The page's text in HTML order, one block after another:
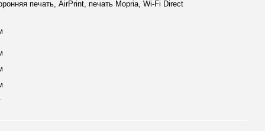
печать, AirPrint, печать Mopria, Wi-Fi Direct